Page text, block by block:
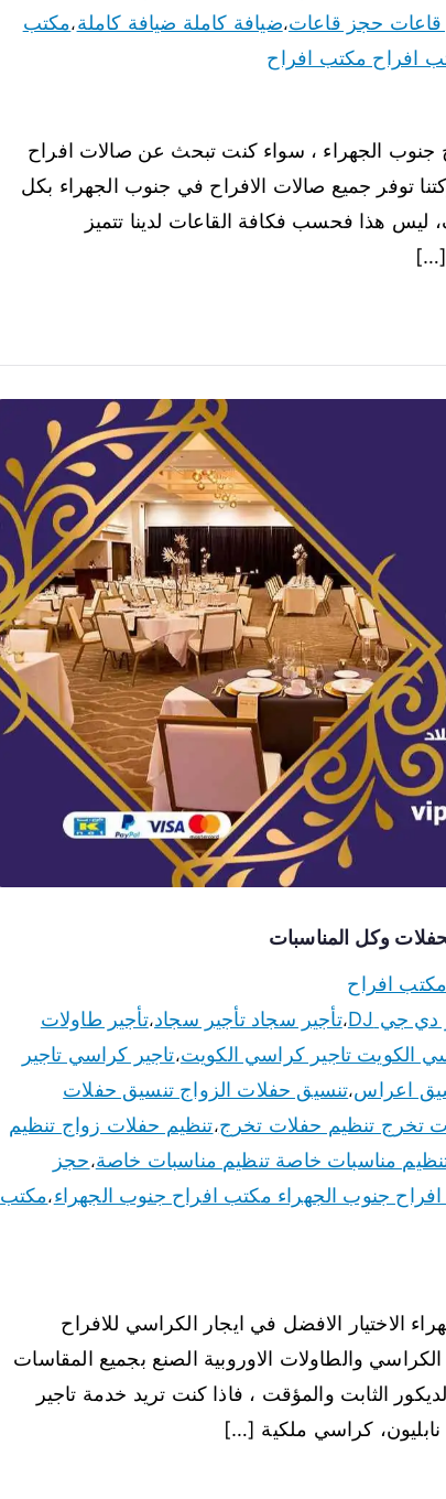
حجز قاعات،ضيافة كاملة ضيافة كاملة،مكتب
افراح مكتب افراح
جنوب الجهراء ، سواء كنت تبحث عن صالات افراح
توفر جميع صالات الافراح في جنوب الجهراء بكل
ليس هذا فحسب فكافة القاعات لدينا تتميز
[…]
مكتب افراح
،تأجير سجاد تأجير سجاد،تأجير طاولات
الكويت تاجير كراسي الكويت،تاجير كراسي تاجير
اعراس،تنسيق حفلات الزواج تنسيق حفلات
تخرج تنظيم حفلات تخرج،تنظيم حفلات زواج تنظيم
مناسبات خاصة تنظيم مناسبات خاصة،حجز
جنوب الجهراء مكتب افراح جنوب الجهراء،مكتب
الاختيار الافضل في ايجار الكراسي للافراح
والطاولات الاوروبية الصنع بجميع المقاسات
الثابت والمؤقت ، فاذا كنت تريد خدمة تاجير
كراسي ملكية […]